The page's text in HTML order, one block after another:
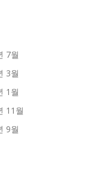
7월
3월
1월
11월
9월